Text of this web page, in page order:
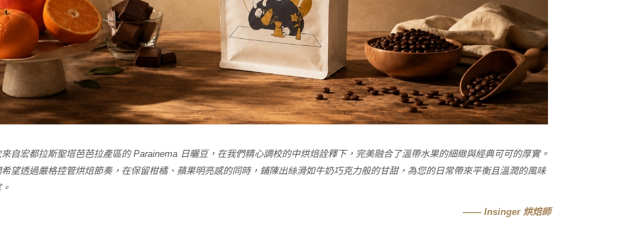
自宏都拉斯聖塔芭芭拉產區的 Parainema 日曬豆，在我們精心調校的中烘焙詮釋下，完美融合了溫帶水果的細緻與經典可可的厚實。
望透過嚴格控管烘焙節奏，在保留柑橘、蘋果明亮感的同時，鋪陳出絲滑如牛奶巧克力般的甘甜，為您的日常帶來平衡且溫潤的風味
—— Insinger 烘焙師